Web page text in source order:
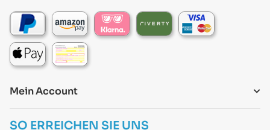
Mein Account
SO ERREICHEN SIE UNS